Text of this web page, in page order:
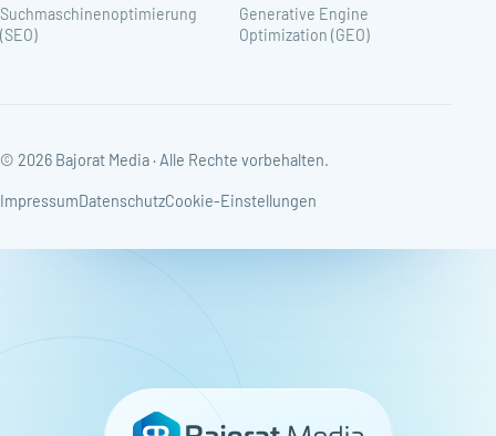
Suchmaschinenoptimierung
(SEO)
Generative Engine
Optimization (GEO)
© 2026 Bajorat Media · Alle Rechte vorbehalten.
ImpressumDatenschutzCookie-Einstellungen